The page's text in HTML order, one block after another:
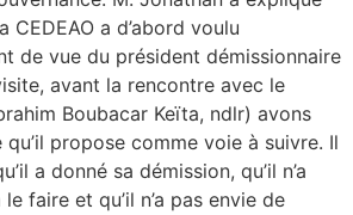
CEDEAO a d’abord voulu
de vue du président démissionnaire
avant la rencontre avec le
Boubacar Keïta, ndlr) avons
qu’il propose comme voie à suivre. Il
a donné sa démission, qu’il n’a
faire et qu’il n’a pas envie de